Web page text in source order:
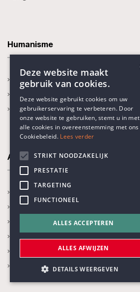
Humanisme
Ben ik humanist?
Wat is humanisme?
Onze thema's
Activiteiten
In de kijker
Kalender
Recente activiteiten
Prijs Vrijzinnig Humanisme
Karel Poma-lezing
DUTCH
Deze website maakt
gebruik van cookies.
Deze website gebruikt cookies om uw
gebruikerservaring te verbeteren. Door
onze website te gebruiken, stemt u in met
alle cookies in overeenstemming met ons
Cookiebeleid. Lees verder
STRIKT NOODZAKELIJK
PRESTATIE
TARGETING
FUNCTIONEEL
ALLES ACCEPTEREN
ALLES AFWIJZEN
DETAILS WEERGEVEN